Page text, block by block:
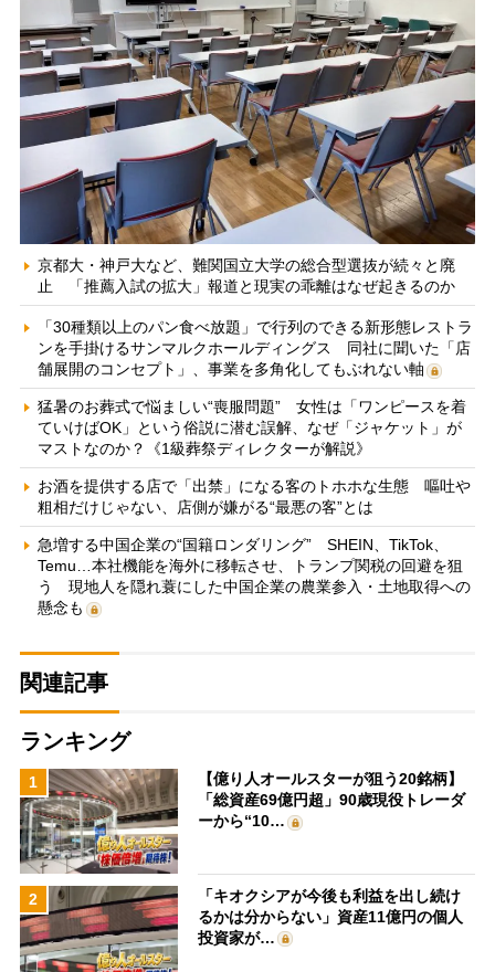
京都大・神戸大など、難関国立大学の総合型選抜が続々と廃
止 「推薦入試の拡大」報道と現実の乖離はなぜ起きるのか
「30種類以上のパン食べ放題」で行列のできる新形態レストラ
ンを手掛けるサンマルクホールディングス 同社に聞いた「店
舗展開のコンセプト」、事業を多角化してもぶれない軸
猛暑のお葬式で悩ましい“喪服問題” 女性は「ワンピースを着
ていけばOK」という俗説に潜む誤解、なぜ「ジャケット」が
マストなのか？《1級葬祭ディレクターが解説》
お酒を提供する店で「出禁」になる客のトホホな生態 嘔吐や
粗相だけじゃない、店側が嫌がる“最悪の客”とは
急増する中国企業の“国籍ロンダリング” SHEIN、TikTok、
Temu…本社機能を海外に移転させ、トランプ関税の回避を狙
う 現地人を隠れ蓑にした中国企業の農業参入・土地取得への
懸念も
関連記事
ランキング
1
【億り人オールスターが狙う20銘柄】
「総資産69億円超」90歳現役トレーダ
ーから“10…
2
「キオクシアが今後も利益を出し続け
るかは分からない」資産11億円の個人
投資家が…